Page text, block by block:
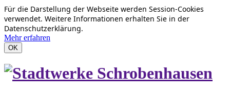
Für die Darstellung der Webseite werden Session-Cookies
verwendet. Weitere Informationen erhalten Sie in der
Datenschutzerklärung.
Mehr erfahren
OK